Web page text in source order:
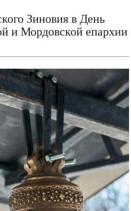
Зиновия в День
и Мордовской епархии